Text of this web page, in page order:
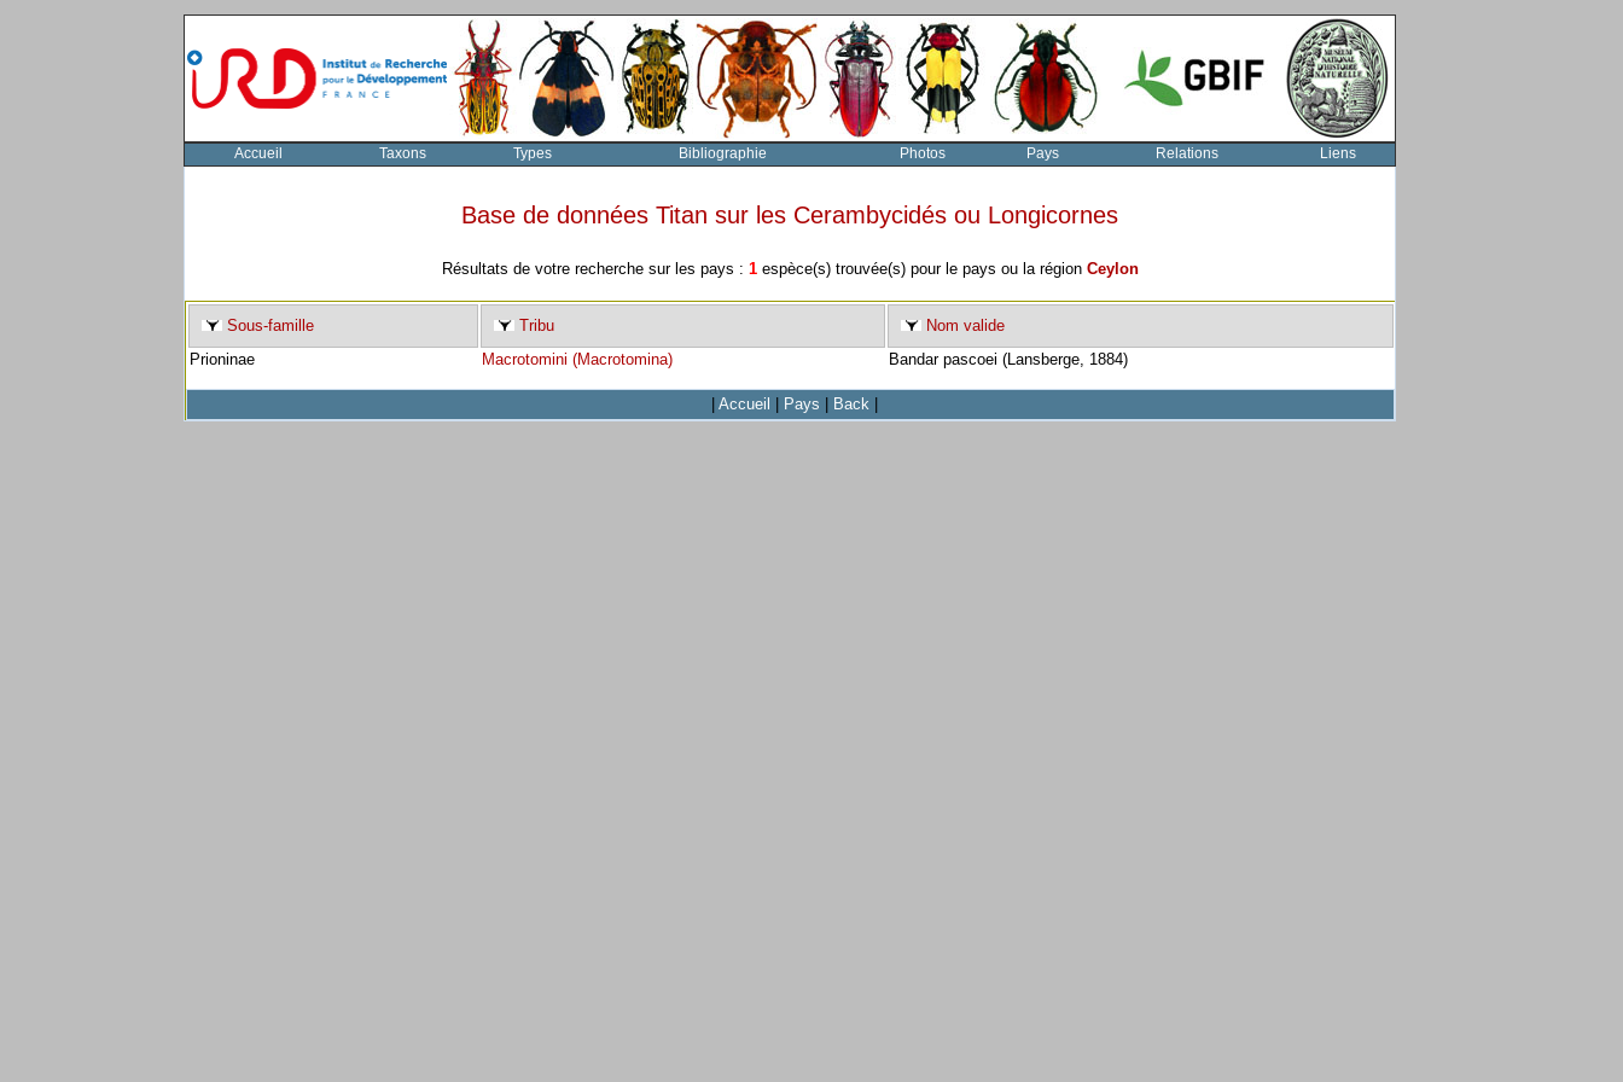
Accueil Taxons Types Bibliographie Photos Pays Relations Liens
Base de données Titan sur les Cerambycidés ou Longicornes
Résultats de votre recherche sur les pays : 1espèce(s) trouvée(s) pour le pays ou la région Ceylon
Sous-famille Tribu
Nom valide
Prioninae
Macrotomini (Macrotomina) Bandar pascoei (Lansberge, 1884)
Accueil Pays Back